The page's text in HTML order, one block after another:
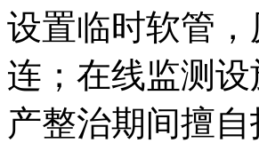
设置临时软管
连；在线监测
产整治期间擅